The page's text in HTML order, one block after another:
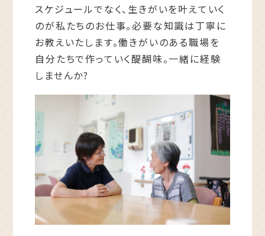
スケジュールでなく、生きがいを叶えていく
のが私たちのお仕事。必要な知識は丁寧に
お教えいたします。働きがいのある職場を
自分たちで作っていく醍醐味。一緒に経験
しませんか?